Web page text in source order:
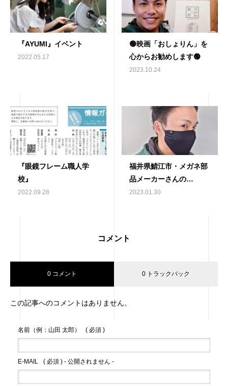
『AYUMI』イベント
2022.05.17
🟢映画「おしょりん」を
心からお勧めします🟢
2023.10.24
『眼鏡フレーム職人学
校』
2022.09.28
福井県鯖江市・メガネ部
品メーカーさんの…
2023.01.30
コメント
0 コメント 0 トラックバック
この記事へのコメントはありません。
名前（例：山田 太郎） ( 必須 )
E-MAIL ( 必須 ) - 公開されません -